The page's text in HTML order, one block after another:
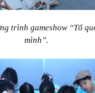
trình gameshow “Tổ
mình”.